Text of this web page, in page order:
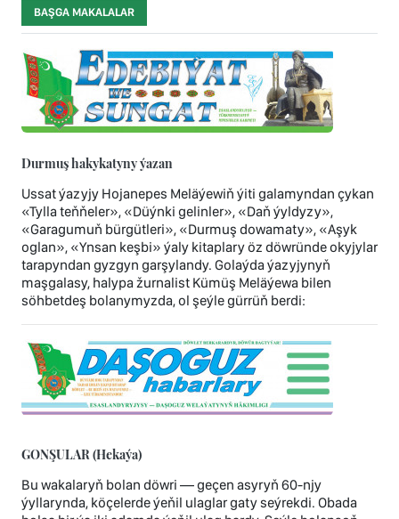
BAŞGA MAKALALAR
Durmuş hakykatyny ýazan
Ussat ýazyjy Hojanepes Meläýewiň ýiti galamyndan çykan
«Tylla teňňeler», «Düýnki gelinler», «Daň ýyldyzy»,
«Garagumuň bürgütleri», «Durmuş dowamaty», «Aşyk
oglan», «Ynsan keşbi» ýaly kitaplary öz döwründe okyjylar
tarapyndan gyzgyn garşylandy. Golaýda ýazyjynyň
maşgalasy, halypa žurnalist Kümüş Meläýewa bilen
söhbetdeş bolanymyzda, ol şeýle gürrüň berdi:
GONŞULAR (Hekaýa)
Bu wakalaryň bolan döwri — geçen asyryň 60-njy
ýyllarynda, köçelerde ýeňil ulaglar gaty seýrekdi. Obada